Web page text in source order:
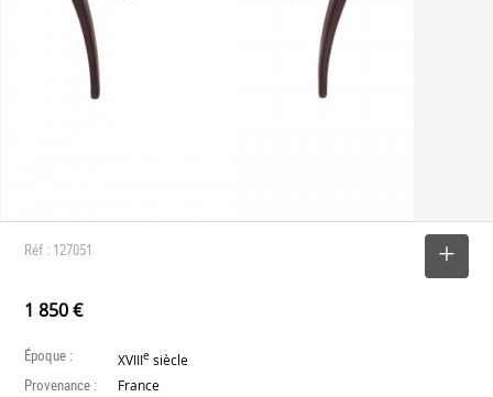
Réf : 127051
1 850 €
Époque : XVIIIe siècle
Provenance : France